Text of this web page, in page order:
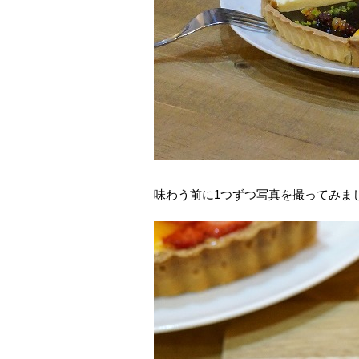
味わう前に1つずつ写真を撮ってみま